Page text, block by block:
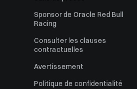
Sponsor de Oracle Red Bull
Racing
Consulter les clauses
contractuelles
Avertissement
Politique de confidentialité